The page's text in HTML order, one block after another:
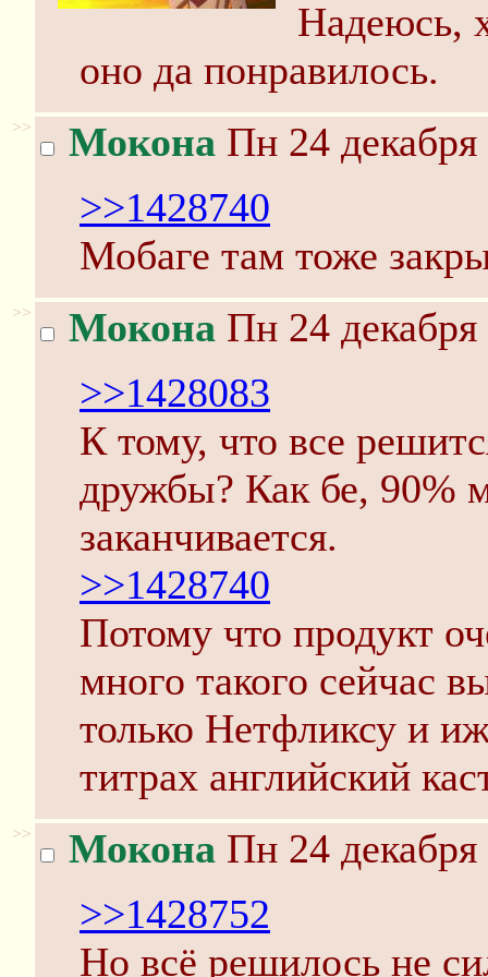
Надеюсь,
оно да понравилось.
>> Мокона Пн 24
>>1428740
Мобаге там тоже
>> Мокона Пн 24
>>1428083
К тому, что все
дружбы? Как бе, 90%
заканчивается.
>>1428740
Потому что продукт
много такого сейчас
только Нетфликсу и
титрах английский
>> Мокона Пн 24
>>1428752
Но всё решилось не